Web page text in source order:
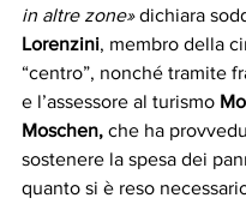
in altre zone» dichiara
Lorenzini, membro della
“centro”, nonché tramite
e l’assessore al turismo
Moschen, che ha
sostenere la spesa dei
quanto si è reso